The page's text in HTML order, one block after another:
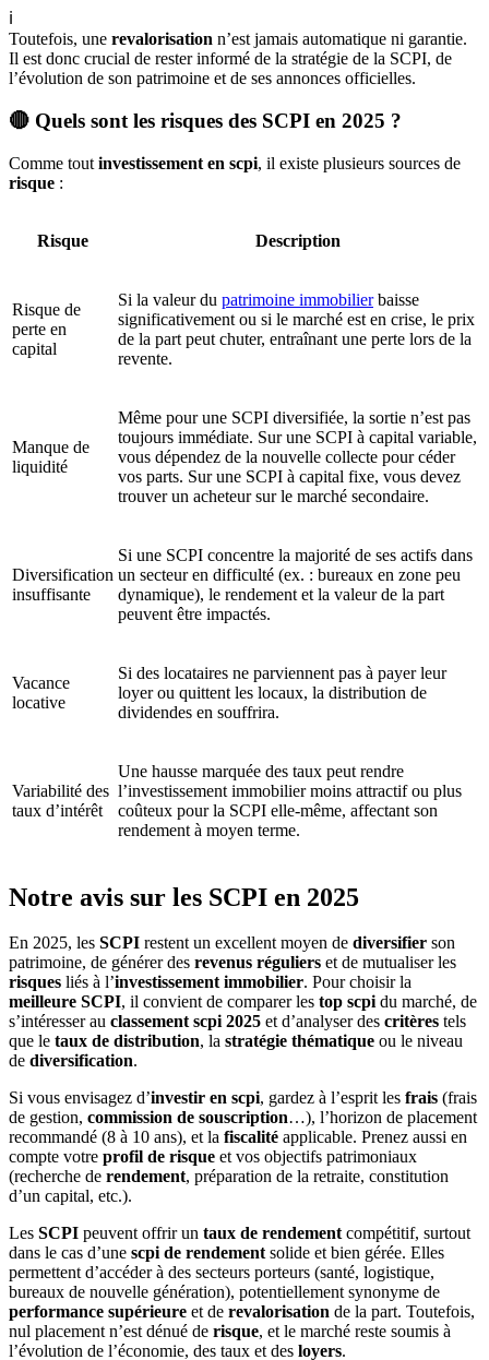
ℹ️
Toutefois, une revalorisation n’est jamais automatique ni garantie.
Il est donc crucial de rester informé de la stratégie de la SCPI, de
l’évolution de son patrimoine et de ses annonces officielles.
🔴 Quels sont les risques des SCPI en 2025 ?
Comme tout investissement en scpi, il existe plusieurs sources de
risque :
Risque Description
Risque de
perte en
capital
Si la valeur du patrimoine immobilierbaisse
significativement ou si le marché est en crise, le prix
de la part peut chuter, entraînant une perte lors de la
revente.
Manque de
liquidité
Même pour une SCPI diversifiée, la sortie n’est pas
toujours immédiate. Sur une SCPI à capital variable,
vous dépendez de la nouvelle collecte pour céder
vos parts. Sur une SCPI à capital fixe, vous devez
trouver un acheteur sur le marché secondaire.
Diversification
insuffisante
Si une SCPI concentre la majorité de ses actifs dans
un secteur en difficulté (ex. : bureaux en zone peu
dynamique), le rendement et la valeur de la part
peuvent être impactés.
Vacance
locative
Si des locataires ne parviennent pas à payer leur
loyer ou quittent les locaux, la distribution de
dividendes en souffrira.
Variabilité des
taux d’intérêt
Une hausse marquée des taux peut rendre
l’investissement immobilier moins attractif ou plus
coûteux pour la SCPI elle-même, affectant son
rendement à moyen terme.
Notre avis sur les SCPI en 2025
En 2025, les SCPI restent un excellent moyen de diversifier son
patrimoine, de générer des revenus réguliers et de mutualiser les
risques liés à l’investissement immobilier. Pour choisir la
meilleure SCPI, il convient de comparer les top scpidu marché, de
s’intéresser au classement scpi 2025 et d’analyser des critères tels
que le taux de distribution, la stratégie thématique ou le niveau
de diversification.
Si vous envisagez d’investir en scpi, gardez à l’esprit les frais (frais
de gestion, commission de souscription…), l’horizon de placement
recommandé (8 à 10 ans), et la fiscalité applicable. Prenez aussi en
compte votre profil de risque et vos objectifs patrimoniaux
(recherche de rendement, préparation de la retraite, constitution
d’un capital, etc.).
Les SCPI peuvent offrir un taux de rendementcompétitif, surtout
dans le cas d’une scpi de rendementsolide et bien gérée. Elles
permettent d’accéder à des secteurs porteurs (santé, logistique,
bureaux de nouvelle génération), potentiellement synonyme de
performance supérieure et de revalorisation de la part. Toutefois,
nul placement n’est dénué de risque, et le marché reste soumis à
l’évolution de l’économie, des taux et des loyers.